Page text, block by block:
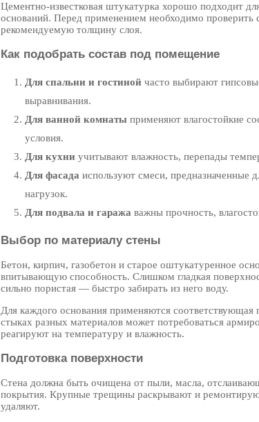
Цементно-известковая штукатурка хорошо подходит
оснований. Перед применением необходимо проверить
рекомендуемую толщину слоя.
Как подобрать состав под помещение
Для спальни и гостиной часто выбирают
выравнивания.
Для ванной комнаты применяют влагостойкие
условия.
Для кухни учитывают влажность, перепады
Для фасада используют смеси, предназначенные
нагрузок.
Для подвала и гаража важны прочность,
Выбор по материалу стены
Бетон, кирпич, газобетон и старое оштукатуренное
впитывающую способность. Слишком гладкая
сильно пористая — быстро забирать из него воду.
Для каждого основания применяются соответствующая
стыках разных материалов может потребоваться
реагируют на температуру и влажность.
Подготовка поверхности
Стена должна быть очищена от пыли, масла,
покрытия. Крупные трещины раскрывают и
удаляют.